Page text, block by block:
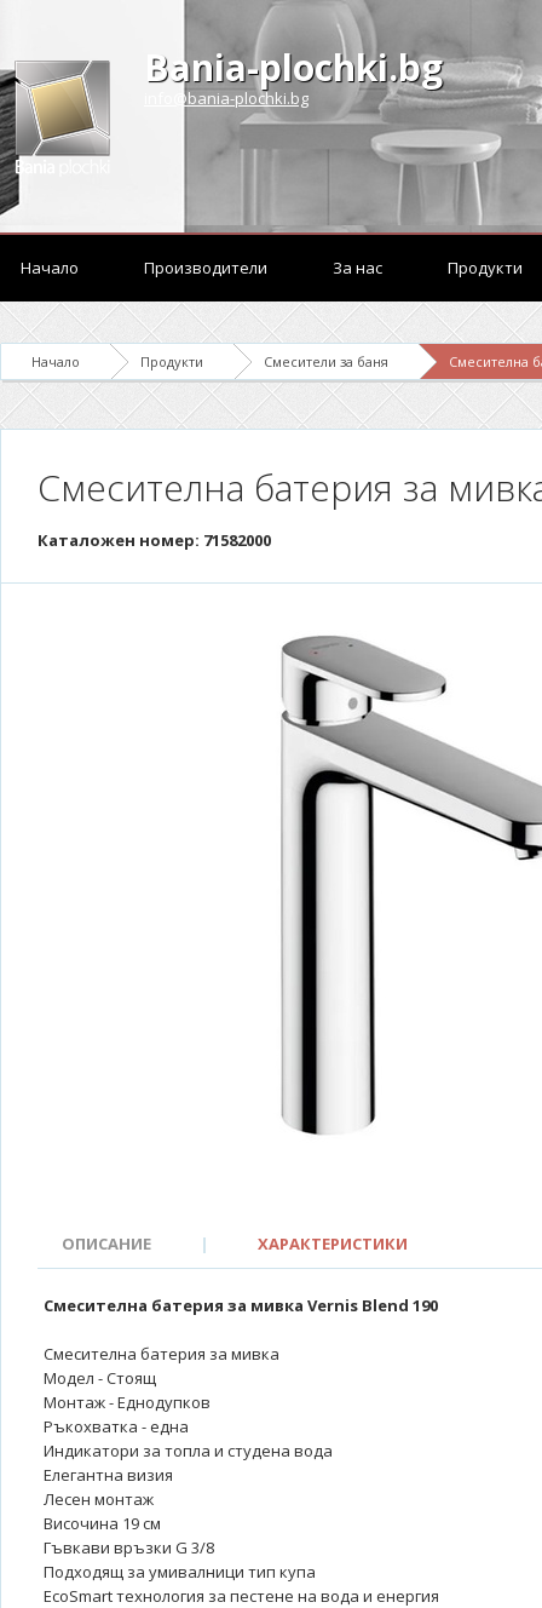
Bania-plochki.bg
info@bania-plochki.bg
Начало Производители За нас Продукти
Начало Продукти Смесители за баня Смесителна
Смесителна батерия за
Каталожен номер: 71582000
ОПИСАНИЕ | ХАРАКТЕРИСТИКИ
Смесителна батерия за мивка Vernis Blend 190
Смесителна батерия за мивка
Модел - Стоящ
Монтаж - Еднодупков
Ръкохватка - една
Индикатори за топла и студена вода
Елегантна визия
Лесен монтаж
Височина 19 см
Гъвкави връзки G 3/8
Подходящ за умивалници тип купа
EcoSmart технология за пестене на вода и енергия